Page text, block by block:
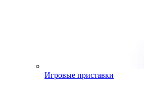
Игровые приставки